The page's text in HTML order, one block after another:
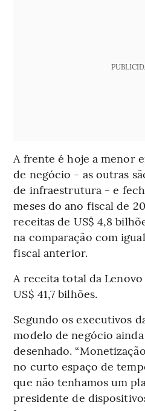
A frente é hoje a menor
de negócio - as outras
de infraestrutura - e
meses do ano fiscal de
receitas de US$ 4,8
na comparação com
fiscal anterior.
A receita total da
US$ 41,7 bilhões.
Segundo os executivos
modelo de negócio
desenhado.
no curto espaço de
que não tenhamos um
presidente de